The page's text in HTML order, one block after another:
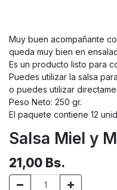
Muy buen acompañante
queda muy bien en
Es un producto listo para
Puedes utilizar la salsa
o puedes utilizar
Peso Neto: 250 gr.
El paquete contiene 12
Salsa Miel y
21,00 Bs.